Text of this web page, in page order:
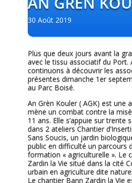
30 Août 2019
Plus que deux jours avant la
avec le tissu associatif du Port.
continuons à découvrir les
présentes dimanche 1er
au Parc Boisé.
An Grèn Kouler ( AGK) est une
mène un combat contre la
11 ans. Elle s’appuie sur trente
dans 2 ateliers Chantier
Sans Soucis, un jardin
public en difficulté un parcours
formation « agriculturelle ». Le
Zardin la Vie situé dans la cité
urbain en agriculture dite
Le chantier Bann Zardin la Vie